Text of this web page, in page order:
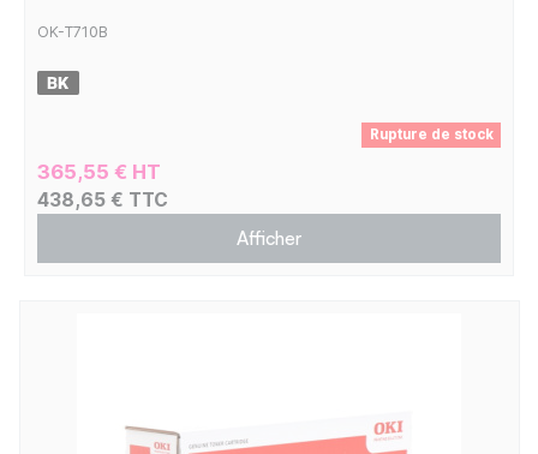
OK-T710B
Rupture de stock
365,55 € HT
438,65 € TTC
Afficher